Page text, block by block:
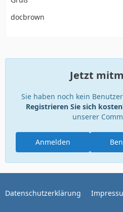
docbrown
Jetzt
Sie haben noch kein
Registrieren Sie sich
unserer
Anmelden
Datenschutzerklärung